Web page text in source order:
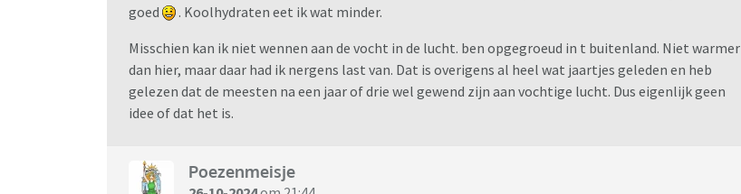
goed
. Koolhydraten eet ik wat minder.
Misschien kan ik niet wennen aan de vocht in de lucht. ben opgegroeud in t buitenland. Niet warmer
dan hier, maar daar had ik nergens last van. Dat is overigens al heel wat jaartjes geleden en heb
gelezen dat de meesten na een jaar of drie wel gewend zijn aan vochtige lucht. Dus eigenlijk geen
idee of dat het is.
Poezenmeisje